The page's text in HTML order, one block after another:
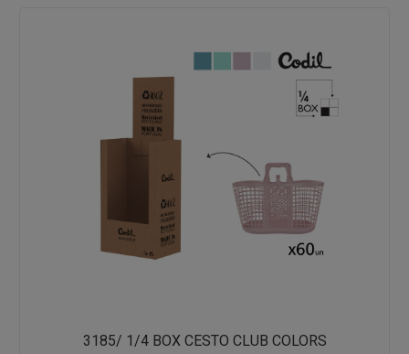
3185/ 1/4 BOX CESTO CLUB COLORS